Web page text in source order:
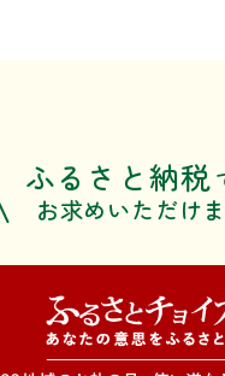
ふるさと納税
お求めいただけ